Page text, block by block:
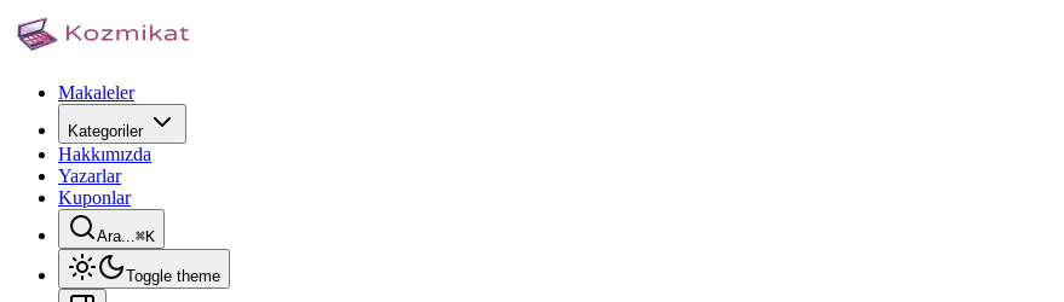
Makaleler
Kategoriler
Hakkımızda
Yazarlar
Kuponlar
Ara...⌘K
Toggle theme